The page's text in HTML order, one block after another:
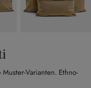
Varianten. Ethno-